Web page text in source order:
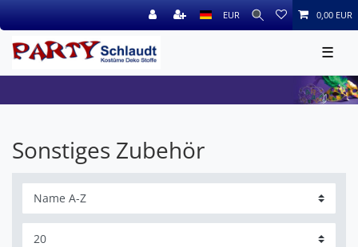
EUR 0,00 EUR
☰
Sonstiges Zubehör